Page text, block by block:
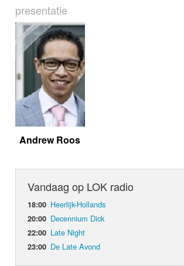
presentatie
Andrew Roos
Vandaag op LOK radio
18:00 Heerlijk-Hollands
20:00 Decennium Dick
22:00 Late Night
23:00 De Late Avond